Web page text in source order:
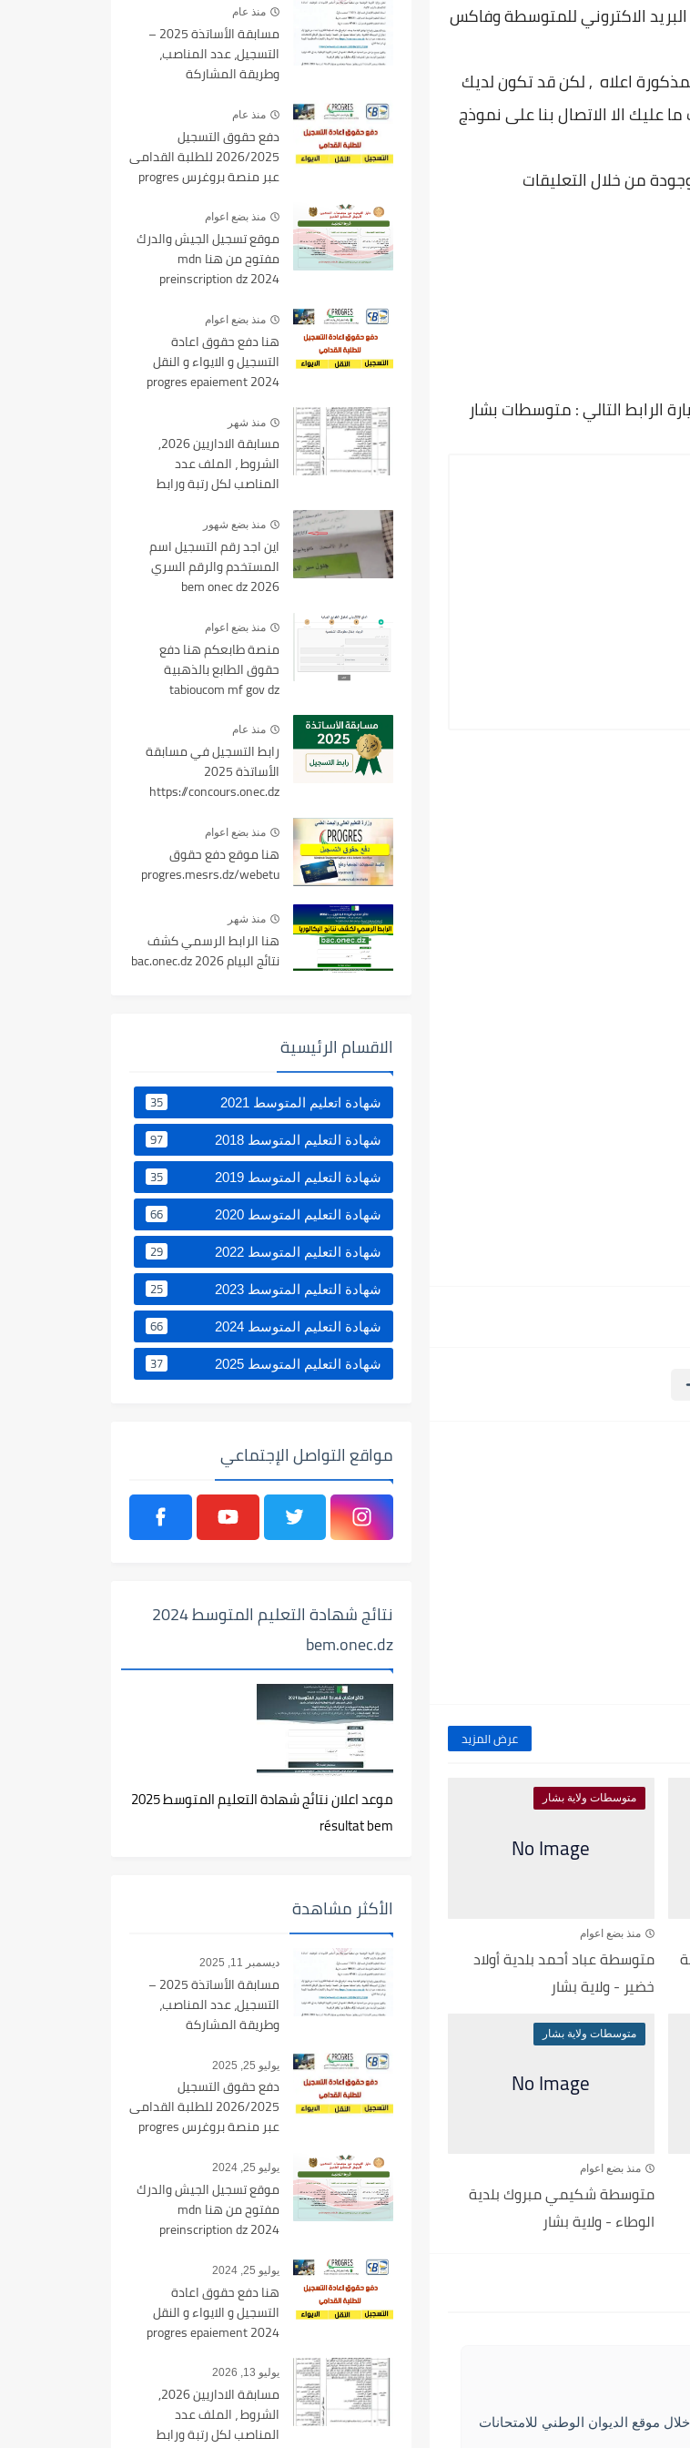
الاكتروني للمتوسطة وفاكس
اعلاه , لكن قد تكون لديك
عليك الا الاتصال بنا على نموذج
من خلال التعليقات
الرابط التالي : متوسطات بشار
عرض المزيد
متوسطات ولاية بشار
منذ بضع اعوام
متوسطة عباد أحمد بلدية أولاد
خضير - ولاية بشار
متوسطات ولاية بشار
منذ بضع اعوام
متوسطة شكيمي مبروك بلدية
الوطاء - ولاية بشار
على نتائج شهادة التعليم المتوسط دورة جوان 2024 من خلال موقع الديوان الوطني للامتحانات
منذ عام
مسابقة الأساتذة 2025 –
التسجيل، عدد المناصب،
وطريقة المشاركة
منذ عام
دفع حقوق التسجيل
2026/2025 للطلبة القدامى
عبر منصة بروغرس progres
منذ بضع اعوام
موقع تسجيل الجيش والدرك
مفتوح من هنا mdn
preinscription dz 2024
منذ بضع اعوام
هنا دفع حقوق اعادة
التسجيل و الايواء و النقل
2024 progres epaiement
منذ شهر
مسابقة الاداريين 2026,
الشروط ، الملف عدد
المناصب لكل رتبة ورابط
منذ بضع شهور
اين اجد رقم التسجيل اسم
المستخدم والرقم السري
bem onec dz 2026
منذ بضع اعوام
منصة طابعكم هنا دفع
حقوق الطابع بالذهبية
tabioucom mf gov dz
منذ عام
رابط التسجيل في مسابقة
الأساتذة 2025
https://concours.onec.dz
منذ بضع اعوام
هنا موقع دفع حقوق
progres.mesrs.dz/webetu
منذ شهر
هنا الرابط الرسمي كشف
نتائج البيام 2026 bac.onec.dz
الاقسام الرئيسية
شهادة اتعليم المتوسط 2021 35
شهادة التعليم المتوسط 2018 97
شهادة التعليم المتوسط 2019 35
شهادة التعليم المتوسط 2020 66
شهادة التعليم المتوسط 2022 29
شهادة التعليم المتوسط 2023 25
شهادة التعليم المتوسط 2024 66
شهادة التعليم المتوسط 2025 37
مواقع التواصل الإجتماعي
نتائج شهادة التعليم المتوسط 2024
bem.onec.dz
موعد اعلان نتائج شهادة التعليم المتوسط 2025
résultat bem
الأكثر مشاهدة
ديسمبر 11, 2025
مسابقة الأساتذة 2025 –
التسجيل، عدد المناصب،
وطريقة المشاركة
يوليو 25, 2025
دفع حقوق التسجيل
2026/2025 للطلبة القدامى
عبر منصة بروغرس progres
يوليو 25, 2024
موقع تسجيل الجيش والدرك
مفتوح من هنا mdn
preinscription dz 2024
يوليو 25, 2024
هنا دفع حقوق اعادة
التسجيل و الايواء و النقل
2024 progres epaiement
يوليو 13, 2026
مسابقة الاداريين 2026,
الشروط ، الملف عدد
المناصب لكل رتبة ورابط